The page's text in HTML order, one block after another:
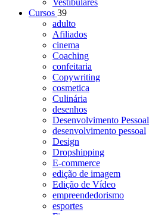
Vestibulares
Cursos 39
adulto
Afiliados
cinema
Coaching
confeitaria
Copywriting
cosmetica
Culinária
desenhos
Desenvolvimento Pessoal
desenvolvimento pessoal
Design
Dropshipping
E-commerce
edição de imagem
Edição de Vídeo
empreendedorismo
esportes